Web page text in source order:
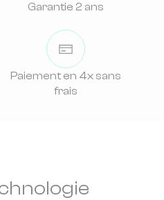
Garantie 2 ans
Paiement en 4x sans
frais